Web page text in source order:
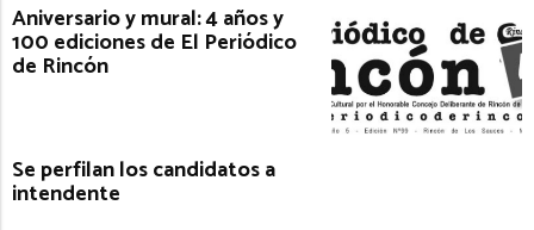
Aniversario y mural: 4 años y
100 ediciones de El Periódico
de Rincón
Se perfilan los candidatos a
intendente